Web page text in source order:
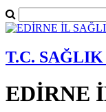
T.C.
EDİRNE